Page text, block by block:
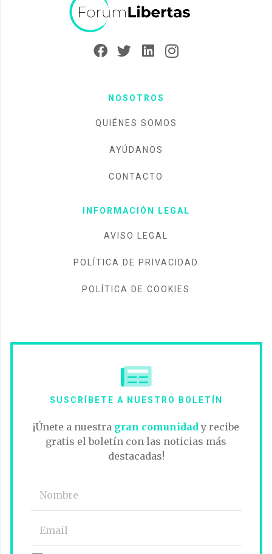
NOSOTROS
QUIÉNES SOMOS
AYÚDANOS
CONTACTO
INFORMACIÓN LEGAL
AVISO LEGAL
POLÍTICA DE PRIVACIDAD
POLÍTICA DE COOKIES
SUSCRÍBETE A NUESTRO BOLETÍN
¡Únete a nuestra gran comunidady recibe
gratis el boletín con las noticias más
destacadas!